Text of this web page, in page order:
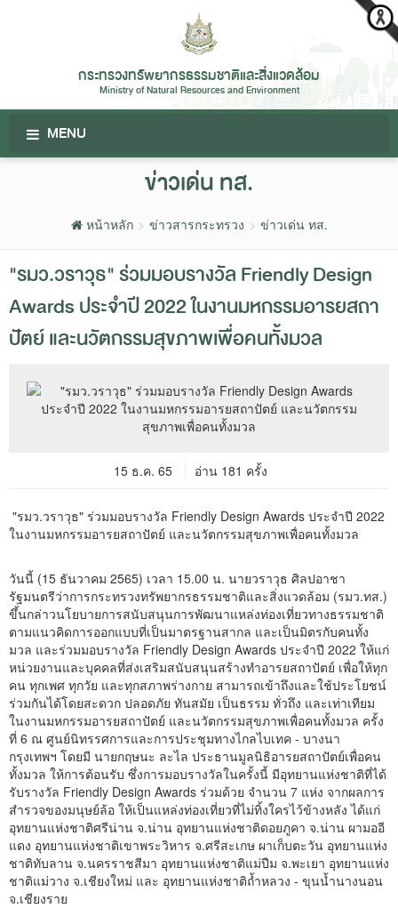
กระทรวงทรัพยากรธรรมชาติและสิ่งแวดล้อม
Ministry of Natural Resources and Environment
MENU
ข่าวเด่น ทส.
หน้าหลัก ข่าวสารกระทรวง ข่าวเด่น ทส.
"รมว.วราวุธ" ร่วมมอบรางวัล Friendly Design
Awards ประจำปี 2022 ในงานมหกรรมอารยสถา
ปัตย์ และนวัตกรรมสุขภาพเพื่อคนทั้งมวล
15 ธ.ค. 65 อ่าน 181 ครั้ง
"รมว.วราวุธ" ร่วมมอบรางวัล Friendly Design Awards ประจำปี 2022
ในงานมหกรรมอารยสถาปัตย์ และนวัตกรรมสุขภาพเพื่อคนทั้งมวล
วันนี้ (15 ธันวาคม 2565) เวลา 15.00 น. นายวราวุธ ศิลปอาชา
รัฐมนตรีว่าการกระทรวงทรัพยากรธรรมชาติและสิ่งแวดล้อม (รมว.ทส.)
ขึ้นกล่าวนโยบายการสนับสนุนการพัฒนาแหล่งท่องเที่ยวทางธรรมชาติ
ตามแนวคิดการออกแบบที่เป็นมาตรฐานสากล และเป็นมิตรกับคนทั้ง
มวล และร่วมมอบรางวัล Friendly Design Awards ประจำปี 2022 ให้แก่
หน่วยงานและบุคคลที่ส่งเสริมสนับสนุนสร้างทำอารยสถาปัตย์ เพื่อให้ทุก
คน ทุกเพศ ทุกวัย และทุกสภาพร่างกาย สามารถเข้าถึงและใช้ประโยชน์
ร่วมกันได้โดยสะดวก ปลอดภัย ทันสมัย เป็นธรรม ทั่วถึง และเท่าเทียม
ในงานมหกรรมอารยสถาปัตย์ และนวัตกรรมสุขภาพเพื่อคนทั้งมวล ครั้ง
ที่ 6 ณ ศูนย์นิทรรศการและการประชุมทางไกลไบเทค - บางนา
กรุงเทพฯ โดยมี นายกฤษนะ ละไล ประธานมูลนิธิอารยสถาปัตย์เพื่อคน
ทั้งมวล ให้การต้อนรับ ซึ่งการมอบรางวัลในครั้งนี้ มีอุทยานแห่งชาติที่ได้
รับรางวัล Friendly Design Awards ร่วมด้วย จำนวน 7 แห่ง จากผลการ
สำรวจของมนุษย์ล้อ ให้เป็นแหล่งท่องเที่ยวที่ไม่ทิ้งใครไว้ข้างหลัง ได้แก่
อุทยานแห่งชาติศรีน่าน จ.น่าน อุทยานแห่งชาติดอยภูคา จ.น่าน ผามออี
แดง อุทยานแห่งชาติเขาพระวิหาร จ.ศรีสะเกษ ผาเก็บตะวัน อุทยานแห่ง
ชาติทับลาน จ.นครราชสีมา อุทยานแห่งชาติแม่ปืม จ.พะเยา อุทยานแห่ง
ชาติแม่วาง จ.เชียงใหม่ และ อุทยานแห่งชาติถ้ำหลวง - ขุนน้ำนางนอน
จ.เชียงราย